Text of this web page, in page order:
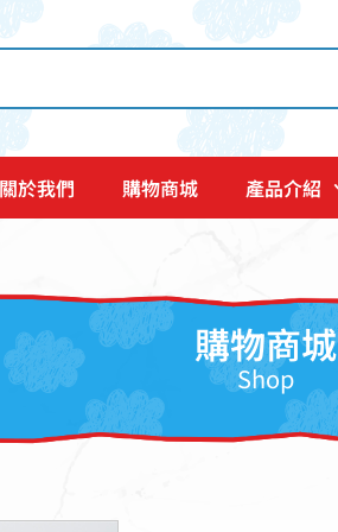
於我們 購物商城 產品介紹
購物商城
Shop